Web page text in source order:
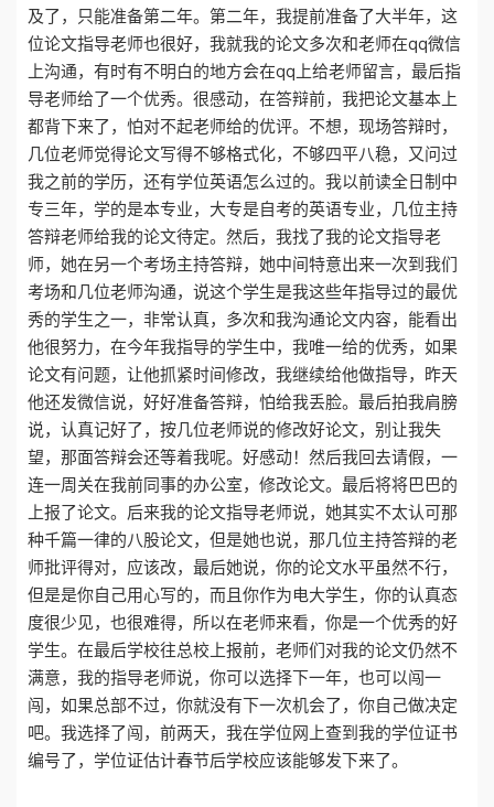
及了，只能准备第二年。第二年，我提前准备了大半年，这
位论文指导老师也很好，我就我的论文多次和老师在qq微信
上沟通，有时有不明白的地方会在qq上给老师留言，最后指
导老师给了一个优秀。很感动，在答辩前，我把论文基本上
都背下来了，怕对不起老师给的优评。不想，现场答辩时，
几位老师觉得论文写得不够格式化，不够四平八稳，又问过
我之前的学历，还有学位英语怎么过的。我以前读全日制中
专三年，学的是本专业，大专是自考的英语专业，几位主持
答辩老师给我的论文待定。然后，我找了我的论文指导老
师，她在另一个考场主持答辩，她中间特意出来一次到我们
考场和几位老师沟通，说这个学生是我这些年指导过的最优
秀的学生之一，非常认真，多次和我沟通论文内容，能看出
他很努力，在今年我指导的学生中，我唯一给的优秀，如果
论文有问题，让他抓紧时间修改，我继续给他做指导，昨天
他还发微信说，好好准备答辩，怕给我丢脸。最后拍我肩膀
说，认真记好了，按几位老师说的修改好论文，别让我失
望，那面答辩会还等着我呢。好感动！然后我回去请假，一
连一周关在我前同事的办公室，修改论文。最后将将巴巴的
上报了论文。后来我的论文指导老师说，她其实不太认可那
种千篇一律的八股论文，但是她也说，那几位主持答辩的老
师批评得对，应该改，最后她说，你的论文水平虽然不行，
但是是你自己用心写的，而且你作为电大学生，你的认真态
度很少见，也很难得，所以在老师来看，你是一个优秀的好
学生。在最后学校往总校上报前，老师们对我的论文仍然不
满意，我的指导老师说，你可以选择下一年，也可以闯一
闯，如果总部不过，你就没有下一次机会了，你自己做决定
吧。我选择了闯，前两天，我在学位网上查到我的学位证书
编号了，学位证估计春节后学校应该能够发下来了。